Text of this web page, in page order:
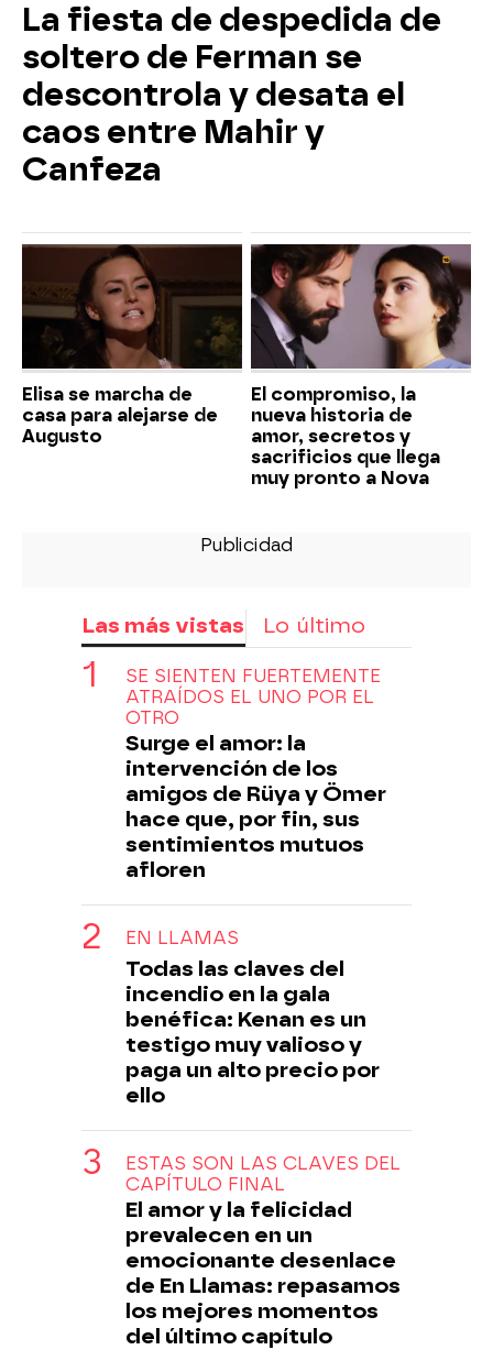
La fiesta de despedida de
soltero de Ferman se
descontrola y desata el
caos entre Mahir y
Canfeza
Elisa se marcha de
casa para alejarse de
Augusto
El compromiso, la
nueva historia de
amor, secretos y
sacrificios que llega
muy pronto a Nova
Las más vistas Lo último
SE SIENTEN FUERTEMENTE
ATRAÍDOS EL UNO POR EL
OTRO
Surge el amor: la
intervención de los
amigos de Rüya y Ömer
hace que, por fin, sus
sentimientos mutuos
afloren
EN LLAMAS
Todas las claves del
incendio en la gala
benéfica: Kenan es un
testigo muy valioso y
paga un alto precio por
ello
ESTAS SON LAS CLAVES DEL
CAPÍTULO FINAL
El amor y la felicidad
prevalecen en un
emocionante desenlace
de En Llamas: repasamos
los mejores momentos
del último capítulo